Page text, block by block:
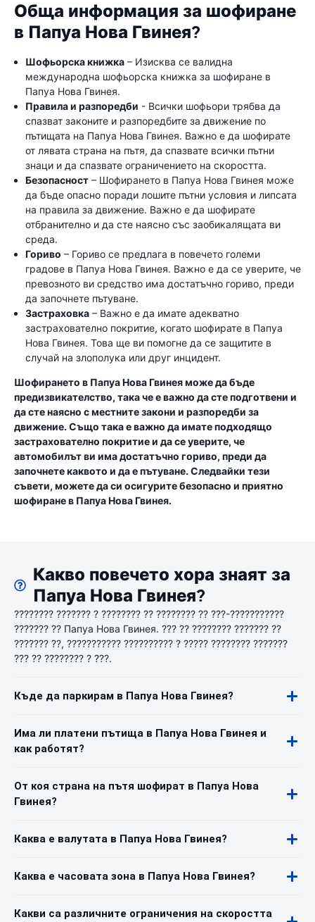
Обща информация за шофиране
в Папуа Нова Гвинея?
Шофьорска книжка – Изисква се валидна
международна шофьорска книжка за шофиране в
Папуа Нова Гвинея.
Правила и разпоредби - Всички шофьори трябва да
спазват законите и разпоредбите за движение по
пътищата на Папуа Нова Гвинея. Важно е да шофирате
от лявата страна на пътя, да спазвате всички пътни
знаци и да спазвате ограничението на скоростта.
Безопасност – Шофирането в Папуа Нова Гвинея може
да бъде опасно поради лошите пътни условия и липсата
на правила за движение. Важно е да шофирате
отбранително и да сте наясно със заобикалящата ви
среда.
Гориво – Гориво се предлага в повечето големи
градове в Папуа Нова Гвинея. Важно е да се уверите, че
превозното ви средство има достатъчно гориво, преди
да започнете пътуване.
Застраховка – Важно е да имате адекватно
застрахователно покритие, когато шофирате в Папуа
Нова Гвинея. Това ще ви помогне да се защитите в
случай на злополука или друг инцидент.
Шофирането в Папуа Нова Гвинея може да бъде
предизвикателство, така че е важно да сте подготвени и
да сте наясно с местните закони и разпоредби за
движение. Също така е важно да имате подходящо
застрахователно покритие и да се уверите, че
автомобилът ви има достатъчно гориво, преди да
започнете каквото и да е пътуване. Следвайки тези
съвети, можете да си осигурите безопасно и приятно
шофиране в Папуа Нова Гвинея.
Какво повечето хора знаят за
Папуа Нова Гвинея?
???????? ??????? ? ???????? ?? ???????? ?? ???-???????????
??????? ?? Папуа Нова Гвинея. ??? ?? ???????? ??????? ??
??????? ??, ??????????? ?????????? ? ????? ???????? ???????
??? ?? ???????? ? ???.
Къде да паркирам в Папуа Нова Гвинея?
Има ли платени пътища в Папуа Нова Гвинея и
как работят?
От коя страна на пътя шофират в Папуа Нова
Гвинея?
Каква е валутата в Папуа Нова Гвинея?
Каква е часовата зона в Папуа Нова Гвинея?
Какви са различните ограничения на скоростта